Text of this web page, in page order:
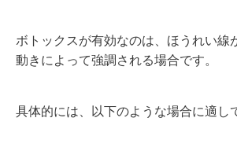
ボトックスが有効なのは、ほうれい線
動きによって強調される場合です。
具体的には、以下のような場合に適し